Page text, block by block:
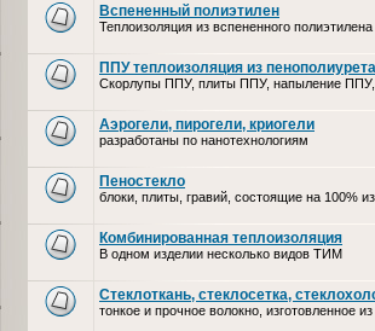
Вспененный полиэтилен
Теплоизоляция из вспененного полиэтилена
ППУ теплоизоляция из
Скорлупы ППУ, плиты ППУ, напыление
Аэрогели, пирогели, криогели
разработаны по нанотехнологиям
Пеностекло
блоки, плиты, гравий, состоящие на 100%
Комбинированная теплоизоляция
В одном изделии несколько видов ТИМ
Стеклоткань, стеклосетка,
тонкое и прочное волокно, изготовленное